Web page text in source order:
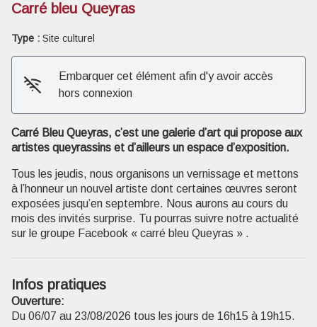
Voir l'image en plein écran
Carré bleu Queyras
Type : Site culturel
Embarquer cet élément afin d'y avoir accès
hors connexion
Carré Bleu Queyras, c’est une galerie d’art qui propose aux
artistes queyrassins et d’ailleurs un espace d’exposition.
Tous les jeudis, nous organisons un vernissage et mettons
à l’honneur un nouvel artiste dont certaines œuvres seront
exposées jusqu’en septembre. Nous aurons au cours du
mois des invités surprise. Tu pourras suivre notre actualité
sur le groupe Facebook « carré bleu Queyras » .
Infos pratiques
Ouverture:
Du 06/07 au 23/08/2026 tous les jours de 16h15 à 19h15.